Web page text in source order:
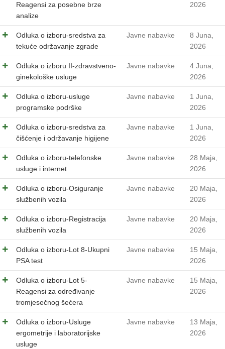
Reagensi za posebne brze
analize
2026
Odluka o izboru-sredstva za
tekuće održavanje zgrade
Javne nabavke
8 Juna,
2026
Odluka o izboru II-zdravstveno-
ginekološke usluge
Javne nabavke
4 Juna,
2026
Odluka o izboru-usluge
programske podrške
Javne nabavke
1 Juna,
2026
Odluka o izboru-sredstva za
čišćenje i održavanje higijene
Javne nabavke
1 Juna,
2026
Odluka o izboru-telefonske
usluge i internet
Javne nabavke
28 Maja,
2026
Odluka o izboru-Osiguranje
službenih vozila
Javne nabavke
20 Maja,
2026
Odluka o izboru-Registracija
službenih vozila
Javne nabavke
20 Maja,
2026
Odluka o izboru-Lot 8-Ukupni
PSA test
Javne nabavke
15 Maja,
2026
Odluka o izboru-Lot 5-
Reagensi za određivanje
tromjesečnog šećera
Javne nabavke
15 Maja,
2026
Odluka o izboru-Usluge
ergometrije i laboratorijske
usluge
Javne nabavke
13 Maja,
2026